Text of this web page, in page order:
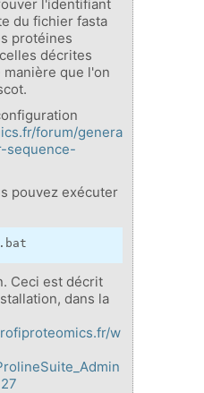
l'identifiant
du fichier fasta
protéines
décrites
manière que l'on
forum/genera
sequence-
pouvez exécuter
Ceci est décrit
dans la
w